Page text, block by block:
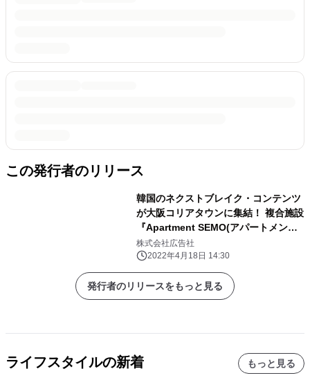
この発行者のリリース
韓国のネクストブレイク・コンテンツ
が大阪コリアタウンに集結！ 複合施設
『Apartment SEMO(アパートメン
ト・セモ)』OPEN
株式会社広告社
2022年4月18日 14:30
発行者のリリースをもっと見る
ライフスタイルの新着 もっと見る